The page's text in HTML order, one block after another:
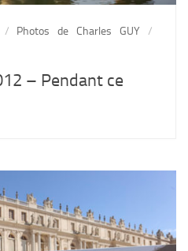
/ Photos de Charles GUY /
– Pendant ce